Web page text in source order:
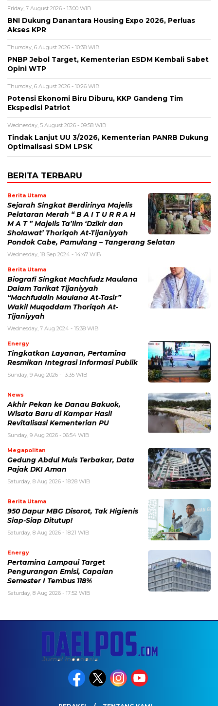
Friday, 7 August 2026 - 13:00 WIB
BNI Dukung Danantara Housing Expo 2026, Perluas
Akses KPR
Thursday, 6 August 2026 - 10:38 WIB
PNBP Jebol Target, Kementerian ESDM Kembali Sabet
Opini WTP
Thursday, 6 August 2026 - 10:26 WIB
Potensi Ekonomi Biru Diburu, KKP Gandeng Tim
Ekspedisi Patriot
Wednesday, 5 August 2026 - 09:58 WIB
Tindak Lanjut UU 3/2026, Kementerian PANRB Dukung
Optimalisasi SDM LPSK
BERITA TERBARU
Berita Utama
Sejarah Singkat Berdirinya Majelis
Pelataran Merah “ B A I T U R R A H
M A T ” Majelis Ta’lim ‘Dzikir dan
Sholawat’ Thoriqoh At-Tijaniyyah
Pondok Cabe, Pamulang – Tangerang Selatan
Wednesday, 18 Sep 2024 - 14:47 WIB
Berita Utama
Biografi Singkat Machfudz Maulana
Dalam Tarikat Tijaniyyah
“Machfuddin Maulana At-Tasir”
Wakil Muqoddam Thoriqoh At-
Tijaniyyah
Wednesday, 7 Aug 2024 - 15:38 WIB
Energy
Tingkatkan Layanan, Pertamina
Resmikan Integrasi Informasi Publik
Sunday, 9 Aug 2026 - 13:35 WIB
News
Akhir Pekan ke Danau Bakuok,
Wisata Baru di Kampar Hasil
Revitalisasi Kementerian PU
Sunday, 9 Aug 2026 - 06:54 WIB
Megapolitan
Gedung Abdul Muis Terbakar, Data
Pajak DKI Aman
Saturday, 8 Aug 2026 - 18:28 WIB
Berita Utama
950 Dapur MBG Disorot, Tak Higienis
Siap-Siap Ditutup!
Saturday, 8 Aug 2026 - 18:21 WIB
Energy
Pertamina Lampaui Target
Pengurangan Emisi, Capaian
Semester I Tembus 118%
Saturday, 8 Aug 2026 - 17:52 WIB